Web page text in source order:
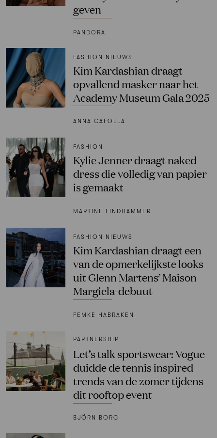
geven
PANDORA
FASHION NIEUWS
Kim Kardashian draagt
opvallend masker naar het
Academy Museum Gala 2025
ANNA CAFOLLA
FASHION
Kylie Jenner draagt naked
dress die volledig van papier
is gemaakt
MARTINE FINDHAMMER
FASHION NIEUWS
Kim Kardashian draagt een
van de opmerkelijkste looks
uit Glenn Martens’ Maison
Margiela-debuut
FEMKE HABRAKEN
PARTNERSHIP
Let’s talk sportswear: Vogue
duidde de tennis inspired
trends van de zomer tijdens
dit rooftop event
BJÖRN BORG